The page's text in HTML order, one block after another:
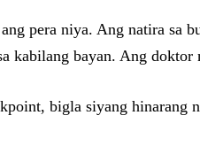
pera niya. Ang natira sa
kabilang bayan. Ang
bigla siyang